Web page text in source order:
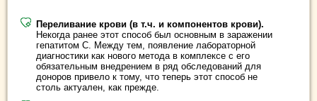
Переливание крови (в т.ч. и компонентов крови).
Некогда ранее этот способ был основным в заражении
гепатитом С. Между тем, появление лабораторной
диагностики как нового метода в комплексе с его
обязательным внедрением в ряд обследований для
доноров привело к тому, что теперь этот способ не
столь актуален, как прежде.